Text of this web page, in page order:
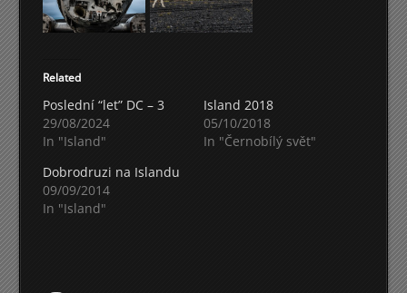
Related
Poslední “let” DC – 3
29/08/2024
In "Island"
Island 2018
05/10/2018
In "Černobílý svět"
Dobrodruzi na Islandu
09/09/2014
In "Island"